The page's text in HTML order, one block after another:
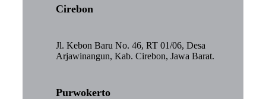
Cirebon
Jl. Kebon Baru No. 46, RT 01/06, Desa
Arjawinangun, Kab. Cirebon, Jawa Barat.
Purwokerto